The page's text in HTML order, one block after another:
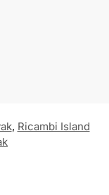
, Ricambi Island